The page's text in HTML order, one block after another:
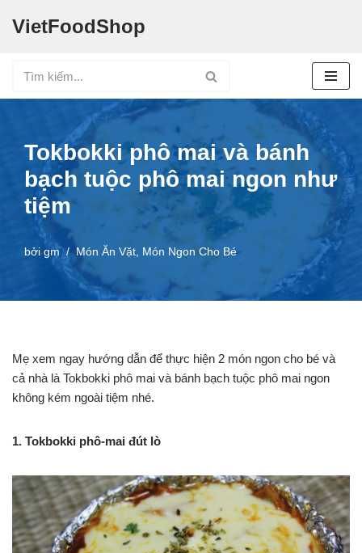
nội
dung
VietFoodShop
Tokbokki phô mai và bánh
bạch tuộc phô mai ngon như
tiệm
bởi gm Món Ăn Vặt, Món Ngon Cho Bé
Mẹ xem ngay hướng dẫn để thực hiện 2 món ngon cho bé và
cả nhà là Tokbokki phô mai và bánh bạch tuộc phô mai ngon
không kém ngoài tiệm nhé.
1. Tokbokki phô-mai đút lò